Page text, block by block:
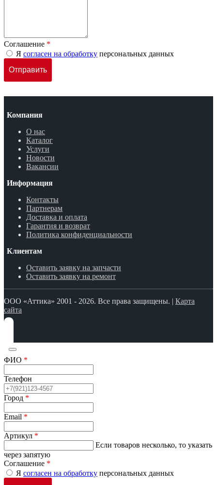
Соглашение *
Я согласен на обработку персональных данных
Компания
О нас
Каталог
Услуги
Новости
Вакансии
Информация
Контакты
Партнерам
Доставка и оплата
Гарантия и возврат
Политика конфиденциальности
Клиентам
Оставить заявку на запчасти
Оставить заявку на ремонт
ООО «Аттика» 2001 - 2026. Все права защищены. | Карта
сайта
ФИО *
Телефон
Город *
Email *
Артикул *
Если товаров несколько, то указать
через запятую
Соглашение *
Я согласен на обработку персональных данных